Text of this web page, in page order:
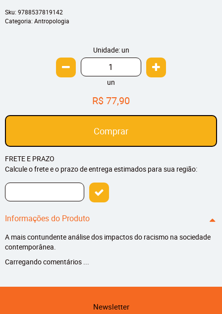
Sku: 9788537819142
Categoria: Antropologia
Unidade: un
un
R$ 77,90
Comprar
FRETE E PRAZO
Calcule o frete e o prazo de entrega estimados para sua região:
Informações do Produto
A mais contundente análise dos impactos do racismo na sociedade
contemporânea.
Carregando comentários ...
Newsletter